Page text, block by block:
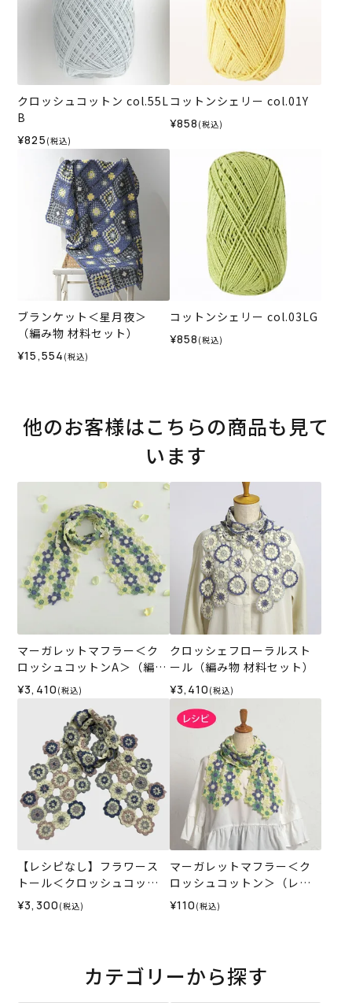
クロッシュコットン col.55L
B
¥825 (税込)
コットンシェリー col.01Y
¥858 (税込)
ブランケット＜星月夜＞
（編み物 材料セット）
¥15,554 (税込)
コットンシェリー col.03LG
¥858 (税込)
他のお客様はこちらの商品も見て
います
マーガレットマフラー＜ク
ロッシュコットンA＞（編み
物 材料セット）
¥3,410 (税込)
クロッシェフローラルスト
ール（編み物 材料セット）
¥3,410 (税込)
【レシピなし】フラワース
トール＜クロッシュコット
ン01B＞（編み物 材料セッ
ト）
¥3,300 (税込)
マーガレットマフラー＜ク
ロッシュコットン＞（レシ
ピ）
¥110 (税込)
カテゴリーから探す